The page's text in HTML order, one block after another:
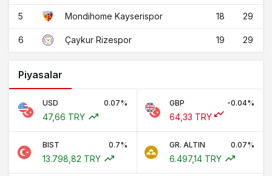
5 Mondihome Kayserispor 18 29
6 Çaykur Rizespor 19 29
Piyasalar
USD 0.07%
47,66 TRY
GBP -0.04%
64,33 TRY
BIST 0.7%
13.798,82 TRY
GR. ALTIN 0.07%
6.497,14 TRY